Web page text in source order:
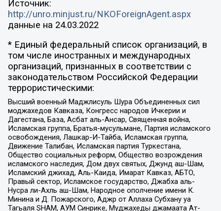
Источник:
http://unro.minjust.ru/NKOForeignAgent.aspx
данные на 24.03.2022
* Единый федеральный список организаций, в
том числе иностранных и международных
организаций, признанных в соответствии с
законодательством Российской Федерации
террористическими:
Высший военный Маджлисуль Шура Объединенных сил
моджахедов Кавказа, Конгресс народов Ичкерии и
Дагестана, База, Асбат аль-Ансар, Священная война,
Исламская группа, Братья-мусульмане, Партия исламского
освобождения, Лашкар-И-Тайба, Исламская группа,
Движение Талибан, Исламская партия Туркестана,
Общество социальных реформ, Общество возрождения
исламского наследия, Дом двух святых, Джунд аш-Шам,
Исламский джихад, Аль-Каида, Имарат Кавказ, АБТО,
Правый сектор, Исламское государство, Джабха аль-
Нусра ли-Ахль аш-Шам, Народное ополчение имени К.
Минина и Д. Пожарского, Аджр от Аллаха Субхану уа
Тагьаля SHAM, АУМ Синрике, Муджахеды джамаата Ат-